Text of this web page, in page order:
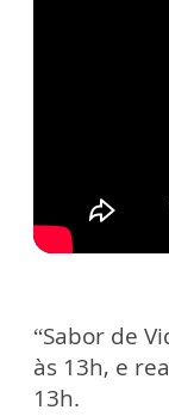
“Sabor de
às 13h, e
13h.